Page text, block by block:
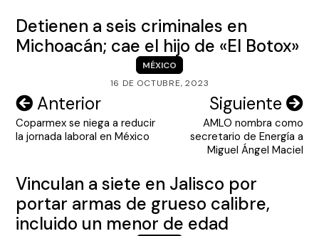
Detienen a seis criminales en
Michoacán; cae el hijo de «El Botox»
MÉXICO
16 DE OCTUBRE, 2023
Navegación
de
Anterior
Coparmex se niega a reducir
la jornada laboral en México
Siguiente
AMLO nombra como
secretario de Energía a
Miguel Ángel Maciel
Vinculan a siete en Jalisco por
portar armas de grueso calibre,
incluido un menor de edad